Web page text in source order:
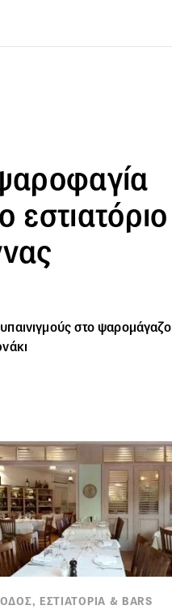
εστιατόριο
στοψαρομάγαζο
ΕΣΤΙΑΤΟΡΙΑ & BARS